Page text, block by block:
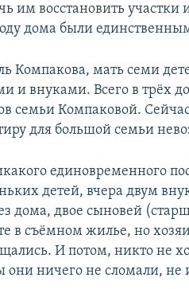
им восстановить
дома были
Компакова, мать семи
и внуками. Всего в трёх
семьи Компаковой.
для большой семьи
единовременного
детей, вчера двум
дома, двое сыновей
в съёмном жилье, но
И потом, никто не
они ничего не сломали, не